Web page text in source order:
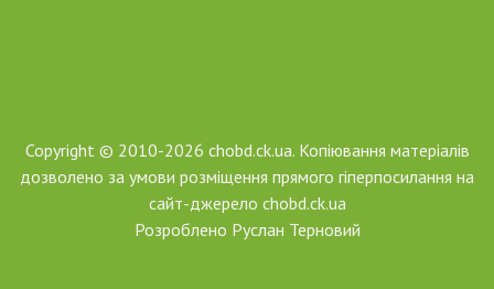
Copyright © 2010-2026 chobd.ck.ua. Копіювання матеріалів
дозволено за умови розміщення прямого гіперпосилання на
сайт-джерело chobd.ck.ua
Розроблено Руслан Терновий